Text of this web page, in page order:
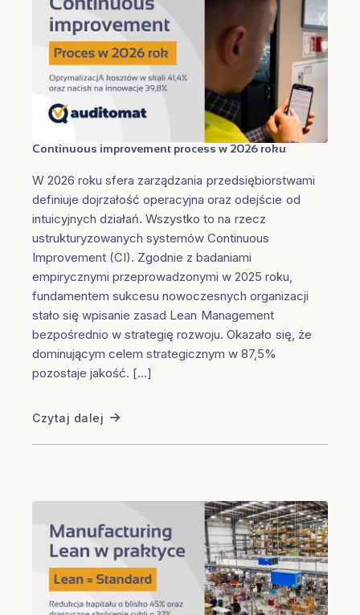
Continuous improvement process w 2026 roku
W 2026 roku sfera zarządzania przedsiębiorstwami
definiuje dojrzałość operacyjna oraz odejście od
intuicyjnych działań. Wszystko to na rzecz
ustrukturyzowanych systemów Continuous
Improvement (CI). Zgodnie z badaniami
empirycznymi przeprowadzonymi w 2025 roku,
fundamentem sukcesu nowoczesnych organizacji
stało się wpisanie zasad Lean Management
bezpośrednio w strategię rozwoju. Okazało się, że
dominującym celem strategicznym w 87,5%
pozostaje jakość. […]
Czytaj dalej